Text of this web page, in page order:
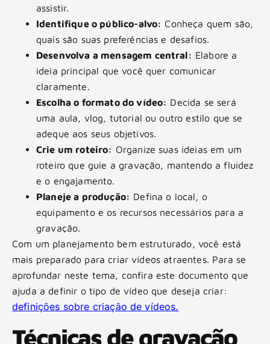
assistir.
Identifique o público-alvo: Conheça quem são,
quais são suas preferências e desafios.
Desenvolva a mensagem central: Elabore a
ideia principal que você quer comunicar
claramente.
Escolha o formato do vídeo: Decida se será
uma aula, vlog, tutorial ou outro estilo que se
adeque aos seus objetivos.
Crie um roteiro: Organize suas ideias em um
roteiro que guie a gravação, mantendo a fluidez
e o engajamento.
Planeje a produção: Defina o local, o
equipamento e os recursos necessários para a
gravação.
Com um planejamento bem estruturado, você está
mais preparado para criar vídeos atraentes. Para se
aprofundar neste tema, confira este documento que
ajuda a definir o tipo de vídeo que deseja criar:
definições sobre criação de vídeos.
Técnicas de gravação